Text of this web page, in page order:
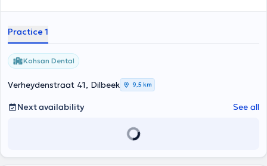
Practice 1
Kohsan Dental
Verheydenstraat 41, Dilbeek 9,5 km
Next availability See all